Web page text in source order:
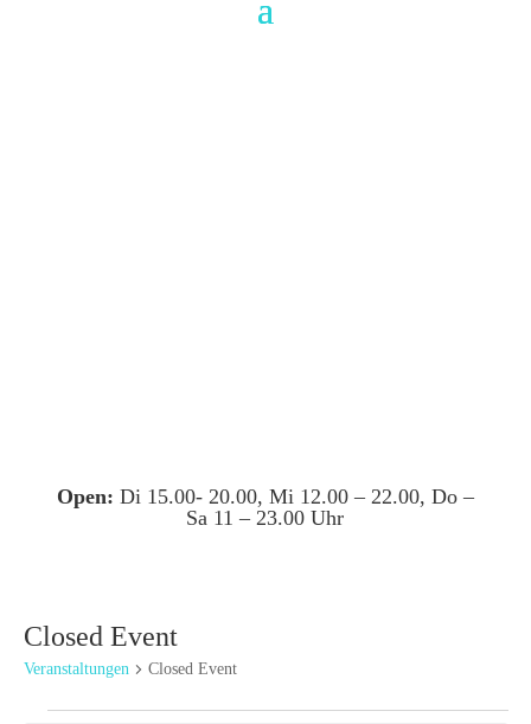
Open: Di 15.00- 20.00, Mi 12.00 – 22.00, Do –
Sa 11 – 23.00 Uhr
Closed Event
Veranstaltungen Closed Event